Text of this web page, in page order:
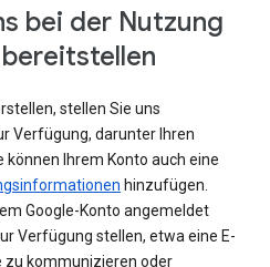
bei der Nutzung
stellen Sie uns
Verfügung, darunter Ihren
können Ihrem Konto auch eine
hinzufügen.
Google-Konto angemeldet
Verfügung stellen, etwa eine E-
zu kommunizieren oder